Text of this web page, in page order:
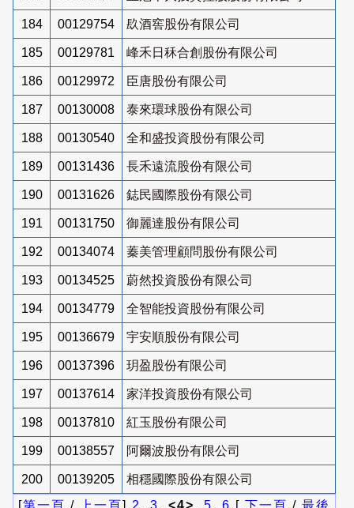
184 00129754 镹酒窖股份有限公司
185 00129781 峰禾日秝合創股份有限公司
186 00129972 臣唐股份有限公司
187 00130008 泰來環球股份有限公司
188 00130540 全和盛投資股份有限公司
189 00131436 長禾遠流股份有限公司
190 00131626 鋕民國際股份有限公司
191 00131750 御麗達股份有限公司
192 00134074 蓁美管理顧問股份有限公司
193 00134525 蔚然投資股份有限公司
194 00134779 全智能投資股份有限公司
195 00136679 宇安順股份有限公司
196 00137396 玥盈股份有限公司
197 00137614 家洋投資股份有限公司
198 00137810 紅玉股份有限公司
199 00138557 阿爾波股份有限公司
200 00139205
相穩國際股份有限公司
[第一頁 / 上一頁] 2 , 3, <4>, 5, 6 [ 下一頁 / 最後